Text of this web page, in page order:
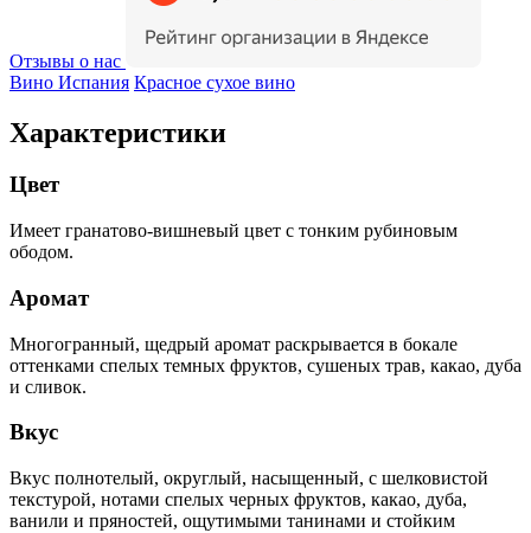
Отзывы о нас
Вино Испания Красное сухое вино
Характеристики
Цвет
Имеет гранатово-вишневый цвет с тонким рубиновым
ободом.
Аромат
Многогранный, щедрый аромат раскрывается в бокале
оттенками спелых темных фруктов, сушеных трав, какао, дуба
и сливок.
Вкус
Вкус полнотелый, округлый, насыщенный, с шелковистой
текстурой, нотами спелых черных фруктов, какао, дуба,
ванили и пряностей, ощутимыми танинами и стойким